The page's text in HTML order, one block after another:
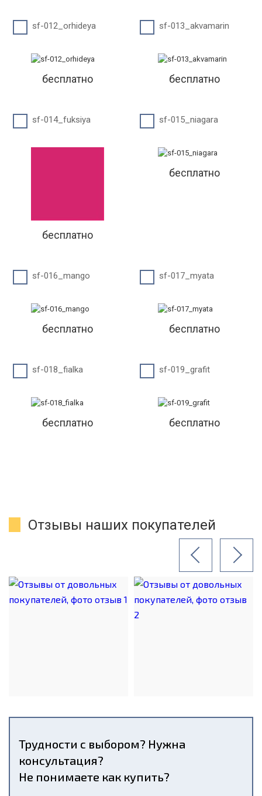
sf-012_orhideya
бесплатно
sf-013_akvamarin
бесплатно
sf-014_fuksiya
бесплатно
sf-015_niagara
бесплатно
sf-016_mango
бесплатно
sf-017_myata
бесплатно
sf-018_fialka
бесплатно
sf-019_grafit
бесплатно
Отзывы наших покупателей
Трудности с выбором? Нужна
консультация?
Не понимаете как купить?